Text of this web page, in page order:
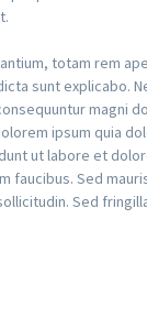
totam rem
sunt explicabo.
magni
ipsum quia
ut labore et
faucibus. Sed
Sed